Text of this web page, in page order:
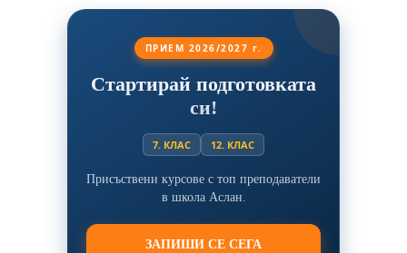
ПРИЕМ 2026/2027 г.
Стартирай подготовката
си!
7. КЛАС 12. КЛАС
Присъствени курсове с топ преподаватели
в школа Аслан.
ЗАПИШИ СЕ СЕГА